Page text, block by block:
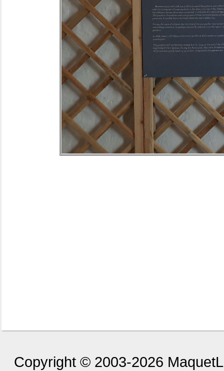
Copyright © 2003-2026